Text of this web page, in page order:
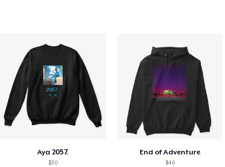
Aya 2057.
$30
End of Adventure
$46